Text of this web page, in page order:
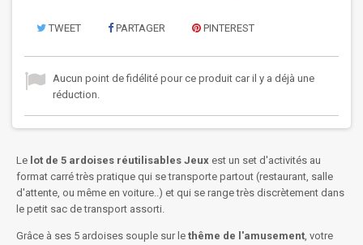
TWEET PARTAGER PINTEREST
Aucun point de fidélité pour ce produit car il y a déjà une
réduction.
Le lot de 5 ardoises réutilisables Jeux est un set d'activités au
format carré très pratique qui se transporte partout (restaurant, salle
d'attente, ou même en voiture..) et qui se range très discrètement dans
le petit sac de transport assorti.
Grâce à ses 5 ardoises souple sur le thême de l'amusement, votre